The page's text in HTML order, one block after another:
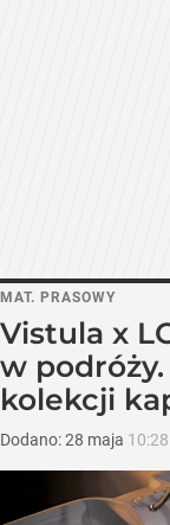
MAT. PRASOWY
Vistula x
w
kolekcji
Dodano:28 maja 10:28